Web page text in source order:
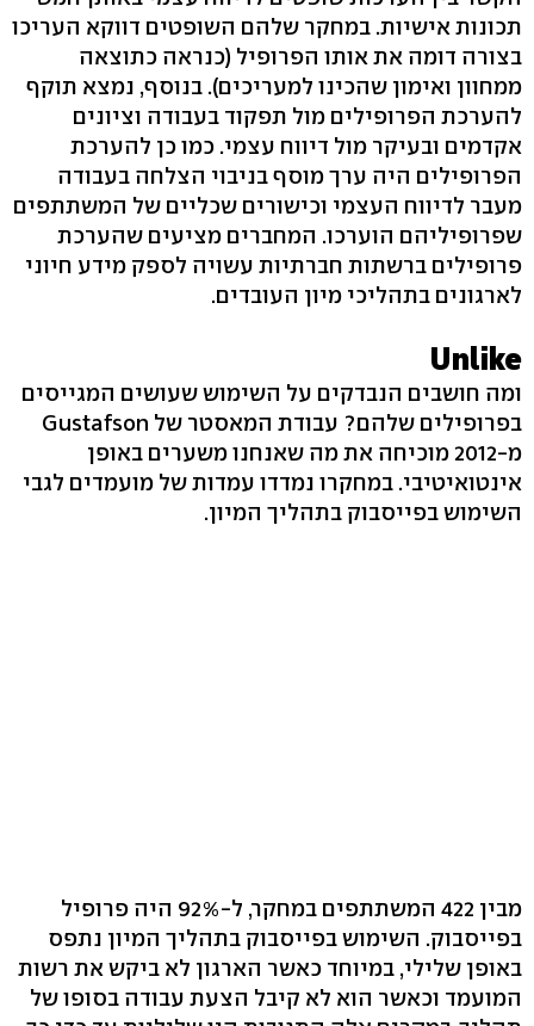
תכונות אישיות. במחקר שלהם השופטים דווקא העריכו
בצורה דומה את אותו הפרופיל (כנראה כתוצאה
ממחוון ואימון שהכינו למעריכים). בנוסף, נמצא תוקף
להערכת הפרופילים מול תפקוד בעבודה וציונים
אקדמים ובעיקר מול דיווח עצמי. כמו כן להערכת
הפרופילים היה ערך מוסף בניבוי הצלחה בעבודה
מעבר לדיווח העצמי וכישורים שכליים של המשתתפים
שפרופיליהם הוערכו. המחברים מציעים שהערכת
פרופילים ברשתות חברתיות עשויה לספק מידע חיוני
לארגונים בתהליכי מיון העובדים.
Unlike
ומה חושבים הנבדקים על השימוש שעושים המגייסים
בפרופילים שלהם? עבודת המאסטר של Gustafson
מ-2012 מוכיחה את מה שאנחנו משערים באופן
אינטואיטיבי. במחקרו נמדדו עמדות של מועמדים לגבי
השימוש בפייסבוק בתהליך המיון.
מבין 422 המשתתפים במחקר, ל-92% היה פרופיל
בפייסבוק. השימוש בפייסבוק בתהליך המיון נתפס
באופן שלילי, במיוחד כאשר הארגון לא ביקש את רשות
המועמד וכאשר הוא לא קיבל הצעת עבודה בסופו של